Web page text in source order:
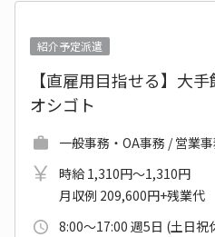
紹介予定派遣
【直雇用目指せる】大
オシゴト
一般事務・OA事務 / 営業事
時給 1,310円～1,310円
月収例 209,600円+残業代
8:00～17:00 週5日 (土日祝